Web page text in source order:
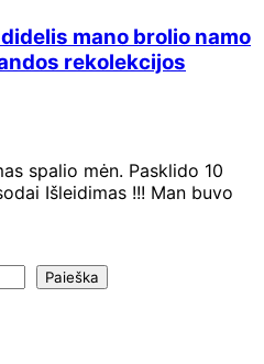
mano brolio namo
rekolekcijos
spalio mėn. Pasklido 10
Išleidimas !!! Man buvo
Paieška